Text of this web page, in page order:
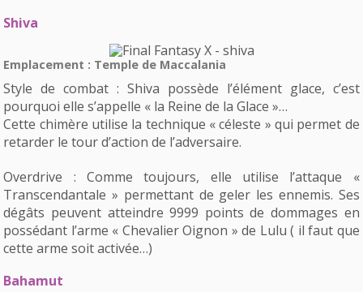
Shiva
Emplacement : Temple de Maccalania
Style de combat : Shiva possède l’élément glace, c’est
pourquoi elle s’appelle « la Reine de la Glace »…
Cette chimère utilise la technique « céleste » qui permet de
retarder le tour d’action de l’adversaire.
Overdrive : Comme toujours, elle utilise l’attaque «
Transcendantale » permettant de geler les ennemis. Ses
dégâts peuvent atteindre 9999 points de dommages en
possédant l’arme « Chevalier Oignon » de Lulu ( il faut que
cette arme soit activée…)
Bahamut